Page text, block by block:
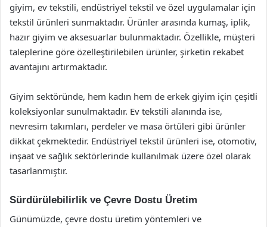
giyim, ev tekstili, endüstriyel tekstil ve özel uygulamalar için
tekstil ürünleri sunmaktadır. Ürünler arasında kumaş, iplik,
hazır giyim ve aksesuarlar bulunmaktadır. Özellikle, müşteri
taleplerine göre özelleştirilebilen ürünler, şirketin rekabet
avantajını artırmaktadır.
Giyim sektöründe, hem kadın hem de erkek giyim için çeşitli
koleksiyonlar sunulmaktadır. Ev tekstili alanında ise,
nevresim takımları, perdeler ve masa örtüleri gibi ürünler
dikkat çekmektedir. Endüstriyel tekstil ürünleri ise, otomotiv,
inşaat ve sağlık sektörlerinde kullanılmak üzere özel olarak
tasarlanmıştır.
Sürdürülebilirlik ve Çevre Dostu Üretim
Günümüzde, çevre dostu üretim yöntemleri ve